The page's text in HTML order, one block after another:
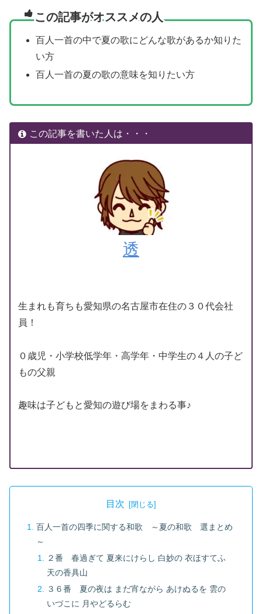
この記事がオススメの人
百人一首の中で夏の歌にどんな歌があるか知りた
い方
百人一首の夏の歌の意味を知りたい方
この記事を書いた人は・・・
透
生まれも育ちも愛知県の名古屋市在住の３０代会社
員！
０歳児・小学校低学年・高学年・中学生の４人の子ど
もの父親
趣味は子どもと愛知の遊び場をまわる事♪
目次
百人一首の四季に関する和歌 ～夏の和歌 選まとめ
～
２番 春過ぎて 夏来にけらし 白妙の 衣ほすてふ
天の香具山
３６番 夏の夜は まだ宵ながら あけぬるを 雲の
いづこに 月やどるらむ